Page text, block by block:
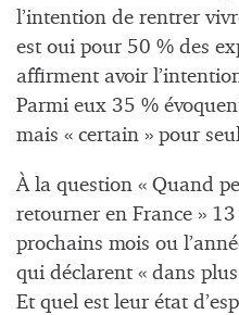
l’intention de rentrer
est oui pour 50 % des
affirment avoir
Parmi eux 35 %
mais « certain » pour
À la question « Quand
retourner en France »
prochains mois ou
qui déclarent « dans
Et quel est leur état